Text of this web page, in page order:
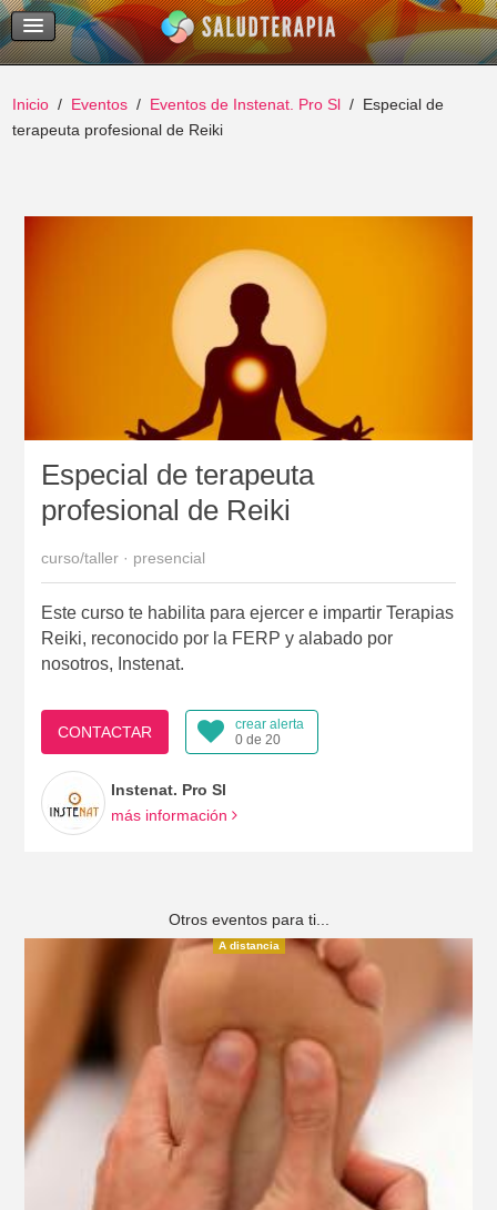
Temas Recientes
Buscar
Inicio Eventos Eventos de Instenat. Pro Sl
Especial de
terapeuta profesional de Reiki
Especial de terapeuta
profesional de Reiki
curso/taller · presencial
Este curso te habilita para ejercer e impartir Terapias
Reiki, reconocido por la FERP y alabado por
nosotros, Instenat.
CONTACTAR
crear alerta
0 de 20
Instenat. Pro Sl
más información
Otros eventos para ti...
A distancia